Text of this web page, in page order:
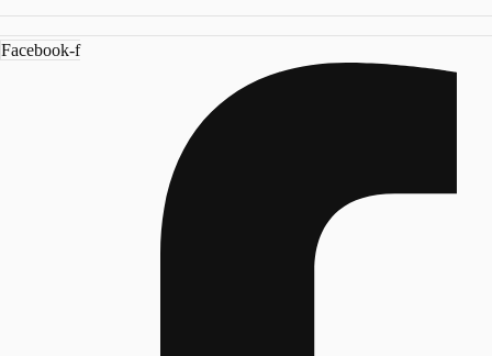
Facebook-f